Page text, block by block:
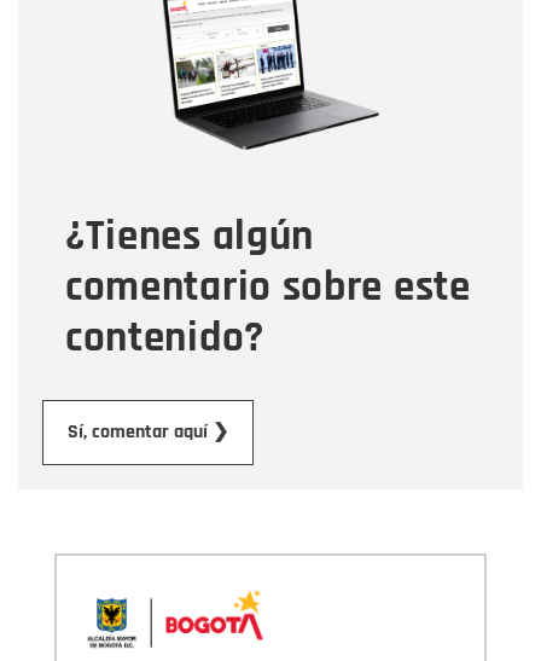
¿Tienes algún
comentario sobre este
contenido?
Sí, comentar aquí ❯
Correo electrónico
Tipo de comentario
Mensaje